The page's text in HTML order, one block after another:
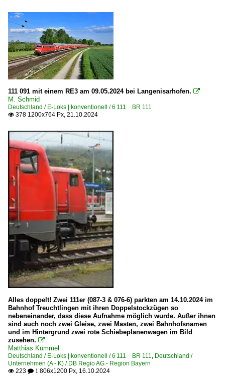
111 091 mit einem RE3 am 09.05.2024 bei Langenisarhofen. 
M. Schmid
Deutschland / E-Loks | konventionell / 6 111 BR 111
 378 1200x764 Px, 21.10.2024
Alles doppelt! Zwei 111er (087-3 & 076-6) parkten am 14.10.2024 im
Bahnhof Treuchtlingen mit ihren Doppelstockzügen so
nebeneinander, dass diese Aufnahme möglich wurde. Außer ihnen
sind auch noch zwei Gleise, zwei Masten, zwei Bahnhofsnamen
und im Hintergrund zwei rote Schiebeplanenwagen im Bild
zusehen. 
Matthias Kümmel
Deutschland / E-Loks | konventionell / 6 111 BR 111
Deutschland /
Unternehmen (A - K) / DB Regio AG - Region Bayern
 223  1 806x1200 Px, 16.10.2024